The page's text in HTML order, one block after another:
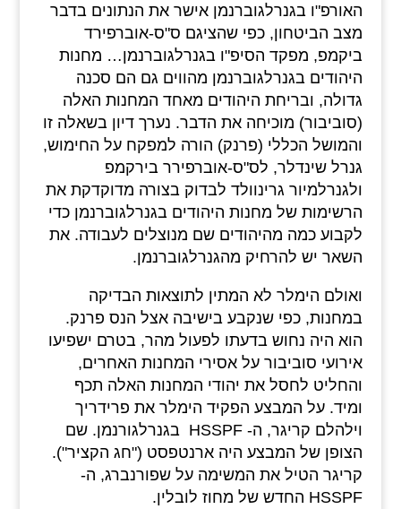
האורפ"ו בגנרלגוברנמן אישר את הנתונים בדבר
מצב הביטחון, כפי שהציגם ס"ס-אוברפירד
ביקמפ, מפקד הסיפ"ו בגנרלגוברנמן… מחנות
היהודים בגנרלגוברנמן מהווים גם הם סכנה
גדולה, ובריחת היהודים מאחד המחנות האלה
(סוביבור) מוכיחה את הדבר. נערך דיון בשאלה זו
והמושל הכללי (פרנק) הורה למפקח על החימוש,
גנרל שינדלר, לס"ס-אוברפירר בירקמפ
ולגנרלמיור גרינוולד לבדוק בצורה מדוקדקת את
הרשימות של מחנות היהודים בגנרלגוברנמן כדי
לקבוע כמה מהיהודים שם מנוצלים לעבודה. את
השאר יש להרחיק מהגנרלגוברנמן.
ואולם הימלר לא המתין לתוצאות הבדיקה
במחנות, כפי שנקבע בישיבה אצל הנס פרנק.
הוא היה נחוש בדעתו לפעול מהר, בטרם ישפיעו
אירועי סוביבור על אסירי המחנות האחרים,
והחליט לחסל את יהודי המחנות האלה תכף
ומיד. על המבצע הפקיד הימלר את פרידריך
וילהלם קריגר, ה- HSSPF בגנרלגורנמן. שם
הצופן של המבצע היה ארנטפסט ("חג הקציר").
קריגר הטיל את המשימה על שפורנברג, ה-
HSSPF החדש של מחוז לובלין.